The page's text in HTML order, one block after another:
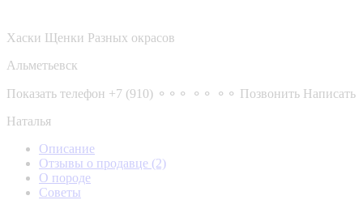
Хаски Щенки Разных окрасов
Альметьевск
Показать телефон +7 (910) ⚬⚬⚬ ⚬⚬ ⚬⚬ Позвонить Написать
Наталья
Описание
Отзывы о продавце (2)
О породе
Советы